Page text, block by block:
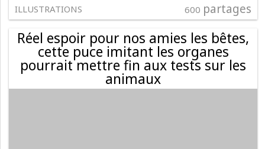
ILLUSTRATIONS 600 partages
Réel espoir pour nos amies les bêtes,
cette puce imitant les organes
pourrait mettre fin aux tests sur les
animaux